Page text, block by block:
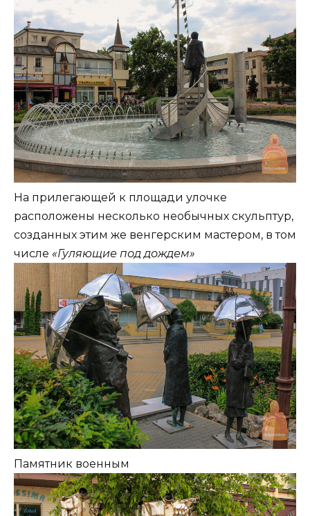
На прилегающей к площади улочке
расположены несколько необычных скульптур,
созданных этим же венгерским мастером, в том
числе «Гуляющие под дождем»
Памятник военным